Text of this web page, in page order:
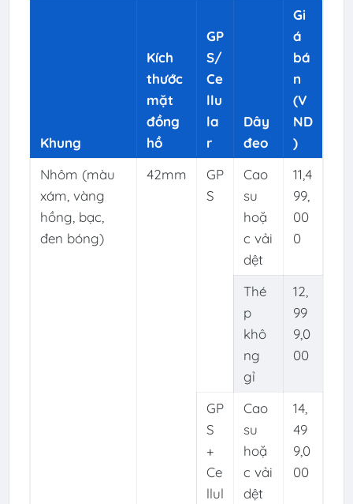
Khung
Kích
thước
mặt
đồng
hồ
GP
S/
Ce
llu
la
r
Dây
đeo
Gi
á
bá
n
(V
ND
)
Nhôm (màu
xám, vàng
hồng, bạc,
đen bóng)
42mm
GP
S
Cao
su
hoặ
c vải
dệt
11,4
99,
00
0
Thé
p
khô
ng
gỉ
12,
99
9,0
00
GP
S
+
Ce
llul
Cao
su
hoặ
c vải
dệt
14,
49
9,0
00